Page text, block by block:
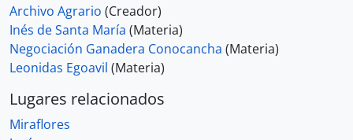
Archivo Agrario (Creador)
Inés de Santa María (Materia)
Negociación Ganadera Conocancha (Materia)
Leonidas Egoavil (Materia)
Lugares relacionados
Miraflores